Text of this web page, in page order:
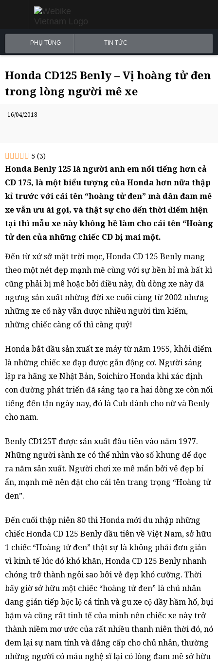
PHỤ TÙNG TIN TỨC
Honda CD125 Benly – Vị hoàng tử đen
trong lòng người mê xe
16/04/2018
5 (3)
Honda Benly 125 là người anh em nổi tiếng hơn cả
CD 175, là một biểu tượng của Honda hơn nữa thập
kỉ trước với cái tên “hoàng tử đen” mà dân đam mê
xe vẫn ưu ái gọi, và thật sự cho đến thời điểm hiện
tại thì mẫu xe này không hề làm cho cái tên “Hoàng
tử đen của những chiếc CD bị mai một.
Đến từ xứ sở mặt trời mọc, Honda CD 125 Benly mang
theo một nét đẹp mạnh mẽ cùng với sự bền bỉ mà bất kì
cũng phải bị mê hoặc bởi điều này, dù dòng xe này đã
ngưng sản xuất những đời xe cuối cùng từ 2002 nhưng
những xe cổ này vẫn được nhiều người tìm kiếm,
những chiếc càng cổ thì càng quý!
Honda bắt đầu sản xuất xe máy từ năm 1955, khởi điểm
là những chiếc xe đạp được gắn động cơ. Người sáng
lập ra hãng xe Nhật Bản, Soichiro Honda khi xác định
con đường phát triển đã sáng tạo ra hai dòng xe còn nổi
tiếng đến tận ngày nay, đó là Cub dành cho nữ và Benly
cho nam.
Benly CD125T được sản xuất đầu tiên vào năm 1977.
Những người sành xe có thể nhìn vào số khung để đọc
ra năm sản xuất. Người chơi xe mê mẩn bởi vẻ đẹp bí
ẩn, mạnh mẽ nên đặt cho cái tên trang trọng “Hoàng tử
đen”.
Đến cuối thập niên 80 thì Honda mới du nhập những
chiếc Honda CD 125 Benly đầu tiên về Việt Nam, sở hữu
1 chiếc “Hoàng tử đen” thật sự là không phải đơn giản
vì kinh tế lúc đó khó khăn, Honda CD 125 Benly nhanh
chóng trở thành ngôi sao bởi vẻ đẹp khó cưỡng. Thời
bấy giờ sở hữu một chiếc “hoàng tử đen” là chủ nhân
đang gián tiếp bộc lộ cá tính và gu xe cộ đầy hầm hố, bụi
bặm và cũng rất tinh tế của mình nên chiếc xe này trở
thành niềm mơ ước của rất nhiều thanh niên thời đó, nó
đem lại sự nam tính và đẳng cấp cho chủ nhân, thường
những người có máu nghệ sĩ lại có lòng đam mê sở hữu